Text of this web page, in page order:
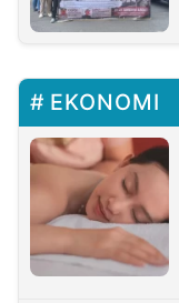
EKONOMI